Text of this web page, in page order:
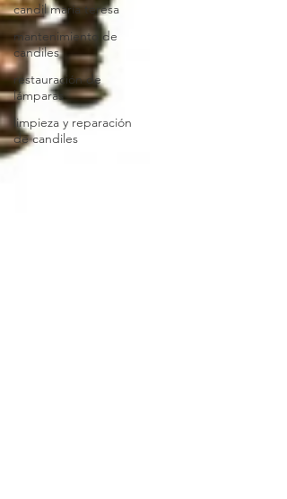
candil maría teresa
mantenimiento de
candiles
restauración de
lámparas
limpieza y reparación
de candiles